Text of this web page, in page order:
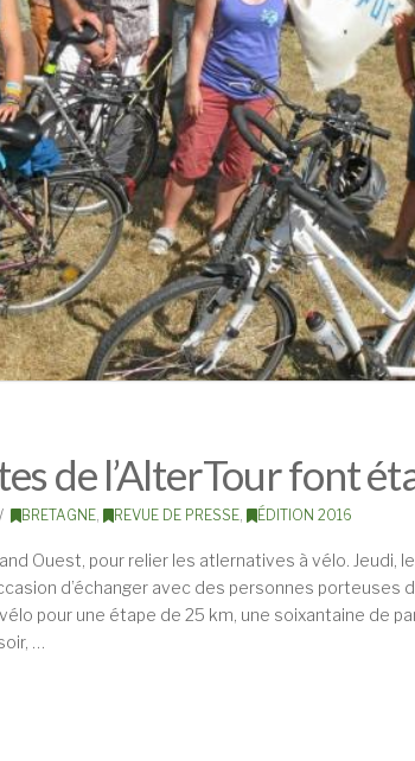
de l’AlterTour font
BRETAGNE, REVUE DE PRESSE, ÉDITION 2016
Ouest, pour relier les atlernatives à vélo. Jeudi,
d’échanger avec des personnes porteuses
vélo pour une étape de 25 km, une soixantaine de
…